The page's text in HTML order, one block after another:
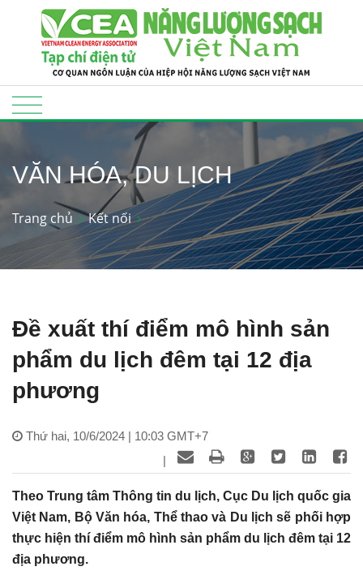
VĂN HÓA, DU LỊCH
Trang chủ Kết nối
Đề xuất thí điểm mô hình sản
phẩm du lịch đêm tại 12 địa
phương
Thứ hai, 10/6/2024 | 10:03 GMT+7
|
Theo Trung tâm Thông tin du lịch, Cục Du lịch quốc gia
Việt Nam, Bộ Văn hóa, Thể thao và Du lịch sẽ phối hợp
thực hiện thí điểm mô hình sản phẩm du lịch đêm tại 12
địa phương.